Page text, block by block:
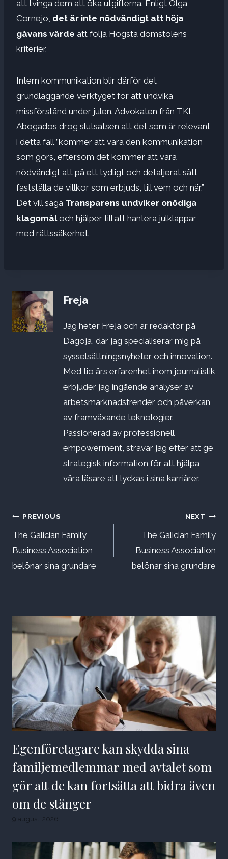
att tvinga dem att öka utgifterna. Enligt Olga
Cornejo, det är inte nödvändigt att höja
gåvans värde att följa Högsta domstolens
kriterier.
Intern kommunikation blir därför det
grundläggande verktyget för att undvika
missförstånd under julen. Advokaten från TKL
Abogados drog slutsatsen att det som är relevant
i detta fall ”kommer att vara den kommunikation
som görs, eftersom det kommer att vara
nödvändigt att på ett tydligt och detaljerat sätt
fastställa de villkor som erbjuds, till vem och när.”
Det vill säga Transparens undviker onödiga
klagomåloch hjälper till att hantera julklappar
med rättssäkerhet.
Freja
Jag heter Freja och är redaktör på
Dagoja, där jag specialiserar mig på
sysselsättningsnyheter och innovation.
Med tio års erfarenhet inom journalistik
erbjuder jag ingående analyser av
arbetsmarknadstrender och påverkan
av framväxande teknologier.
Passionerad av professionell
empowerment, strävar jag efter att ge
strategisk information för att hjälpa
våra läsare att lyckas i sina karriärer.
Inläggsnavigering
PREVIOUS
The Galician Family
Business Association
belönar sina grundare
NEXT
The Galician Family
Business Association
belönar sina grundare
Egenföretagare kan skydda sina
familjemedlemmar med avtalet som
gör att de kan fortsätta att bidra även
om de stänger
9 augusti 2026